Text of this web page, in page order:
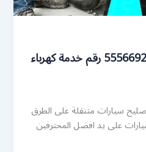
خدمة بنشر الفنطاس 55566920 رقم خدمة كهرباء
سيارات متنقلة على الطرق
على يد افضل المحترفين